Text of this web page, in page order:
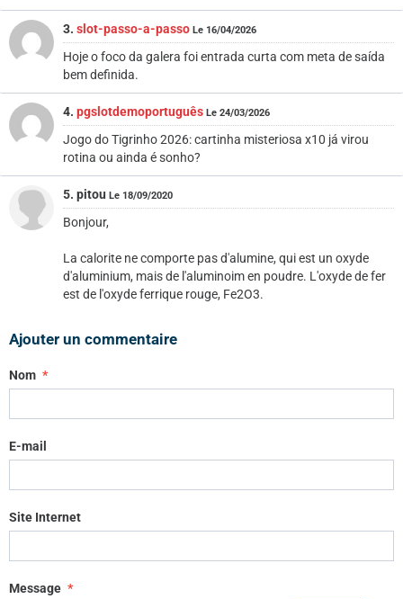
3. slot-passo-a-passo Le 16/04/2026
Hoje o foco da galera foi entrada curta com meta de saída
bem definida.
4. pgslotdemoportuguês Le 24/03/2026
Jogo do Tigrinho 2026: cartinha misteriosa x10 já virou
rotina ou ainda é sonho?
5. pitou Le 18/09/2020
Bonjour,
La calorite ne comporte pas d'alumine, qui est un oxyde
d'aluminium, mais de l'aluminoim en poudre. L'oxyde de fer
est de l'oxyde ferrique rouge, Fe2O3.
Ajouter un commentaire
Nom
E-mail
Site Internet
Message